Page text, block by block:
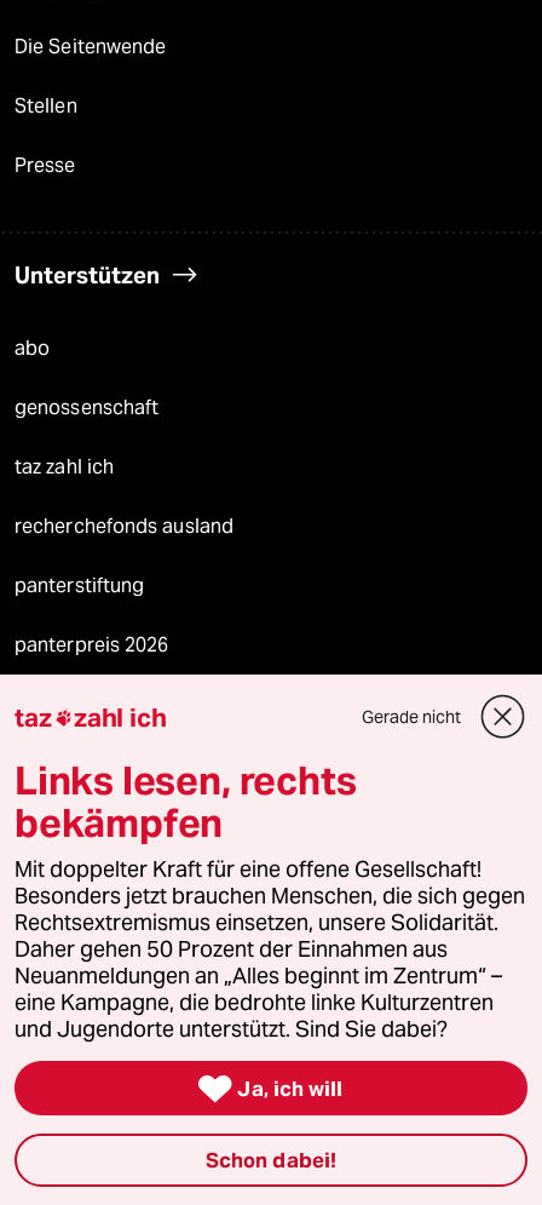
Die Seitenwende
Stellen
Presse
Unterstützen
abo
genossenschaft
taz zahl ich
recherchefonds ausland
panterstiftung
panterpreis 2026
bundestalk
fernverbindung
klima update°
Mauerecho
Freie Rede
taz zahl ich Gerade nicht
Links lesen, rechts
bekämpfen
Mit doppelter Kraft für eine offene Gesellschaft!
Besonders jetzt brauchen Menschen, die sich gegen
Rechtsextremismus einsetzen, unsere Solidarität.
Daher gehen 50 Prozent der Einnahmen aus
Neuanmeldungen an „Alles beginnt im Zentrum“ –
eine Kampagne, die bedrohte linke Kulturzentren
und Jugendorte unterstützt. Sind Sie dabei?
 Ja, ich will
Schon dabei!